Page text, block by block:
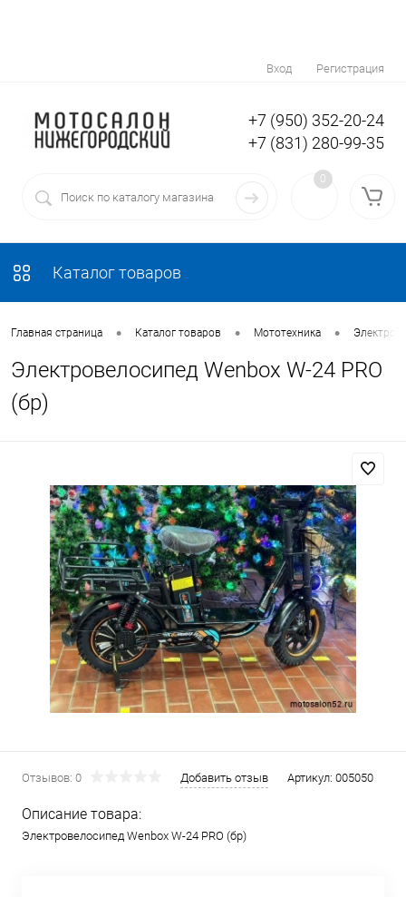
Вход Регистрация
+7 (950) 352-20-24
+7 (831) 280-99-35
0
Каталог товаров
Главная страница • Каталог товаров • Мототехника •
Электровелосипед Wenbox W-24 PRO
(бр)
Отзывов: 0 Добавить отзыв Артикул: 005050
Описание товара:
Электровелосипед Wenbox W-24 PRO (бр)